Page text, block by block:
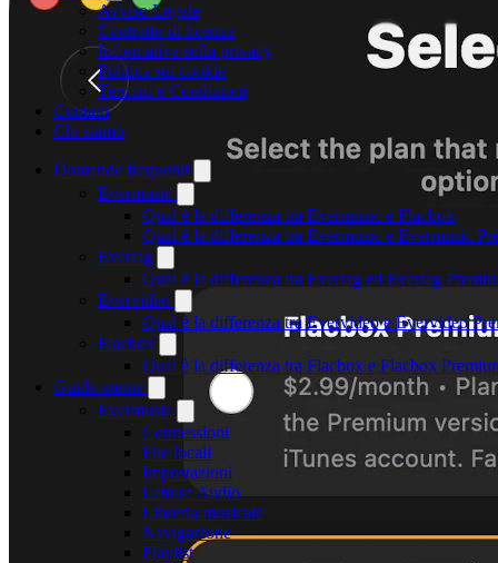
Avviso Legale
Contratto di licenza
Informativa sulla privacy
Politica sui cookie
Termini e Condizioni
Contatti
Chi siamo
Domande frequenti
Evermusic
Qual è la differenza tra Evermusic e Flacbox
Qual è la differenza tra Evermusic e Evermusic
Evertag
Qual è la differenza tra Evertag ed Evertag
Evervideo
Qual è la differenza tra Evervideo e Evervideo
Flacbox
Qual è la differenza tra Flacbox e Flacbox
Guida utente
Evermusic
Connessioni
File locali
Impostazioni
Lettore Audio
Libreria musicale
Navigazione
Playlist